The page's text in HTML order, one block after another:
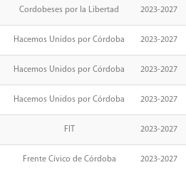
Cordobeses por la Libertad 2023-2027
Hacemos Unidos por Córdoba 2023-2027
Hacemos Unidos por Córdoba 2023-2027
Hacemos Unidos por Córdoba 2023-2027
FIT 2023-2027
Frente Cívico de Córdoba 2023-2027